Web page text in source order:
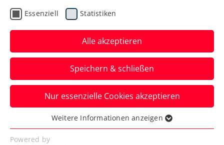
Generali Open Kitzbühel:
Keine Titelverteidigung
für Duo Erler/Miedler
Lucas Miedler muss verletzungsbedingt
passen. Alexander Erler tritt daher mit
einem anderen Partner an.
Verfasst von: Manuel Wachta, 19.07.2024
Essenziell Statistiken
Alle akzeptieren
Speichern & schließen
Nur essenzielle Cookies akzeptieren
Essenziell
Essenzielle Cookies werden für grundlegende
Weitere Informationen anzeigen
Powered by